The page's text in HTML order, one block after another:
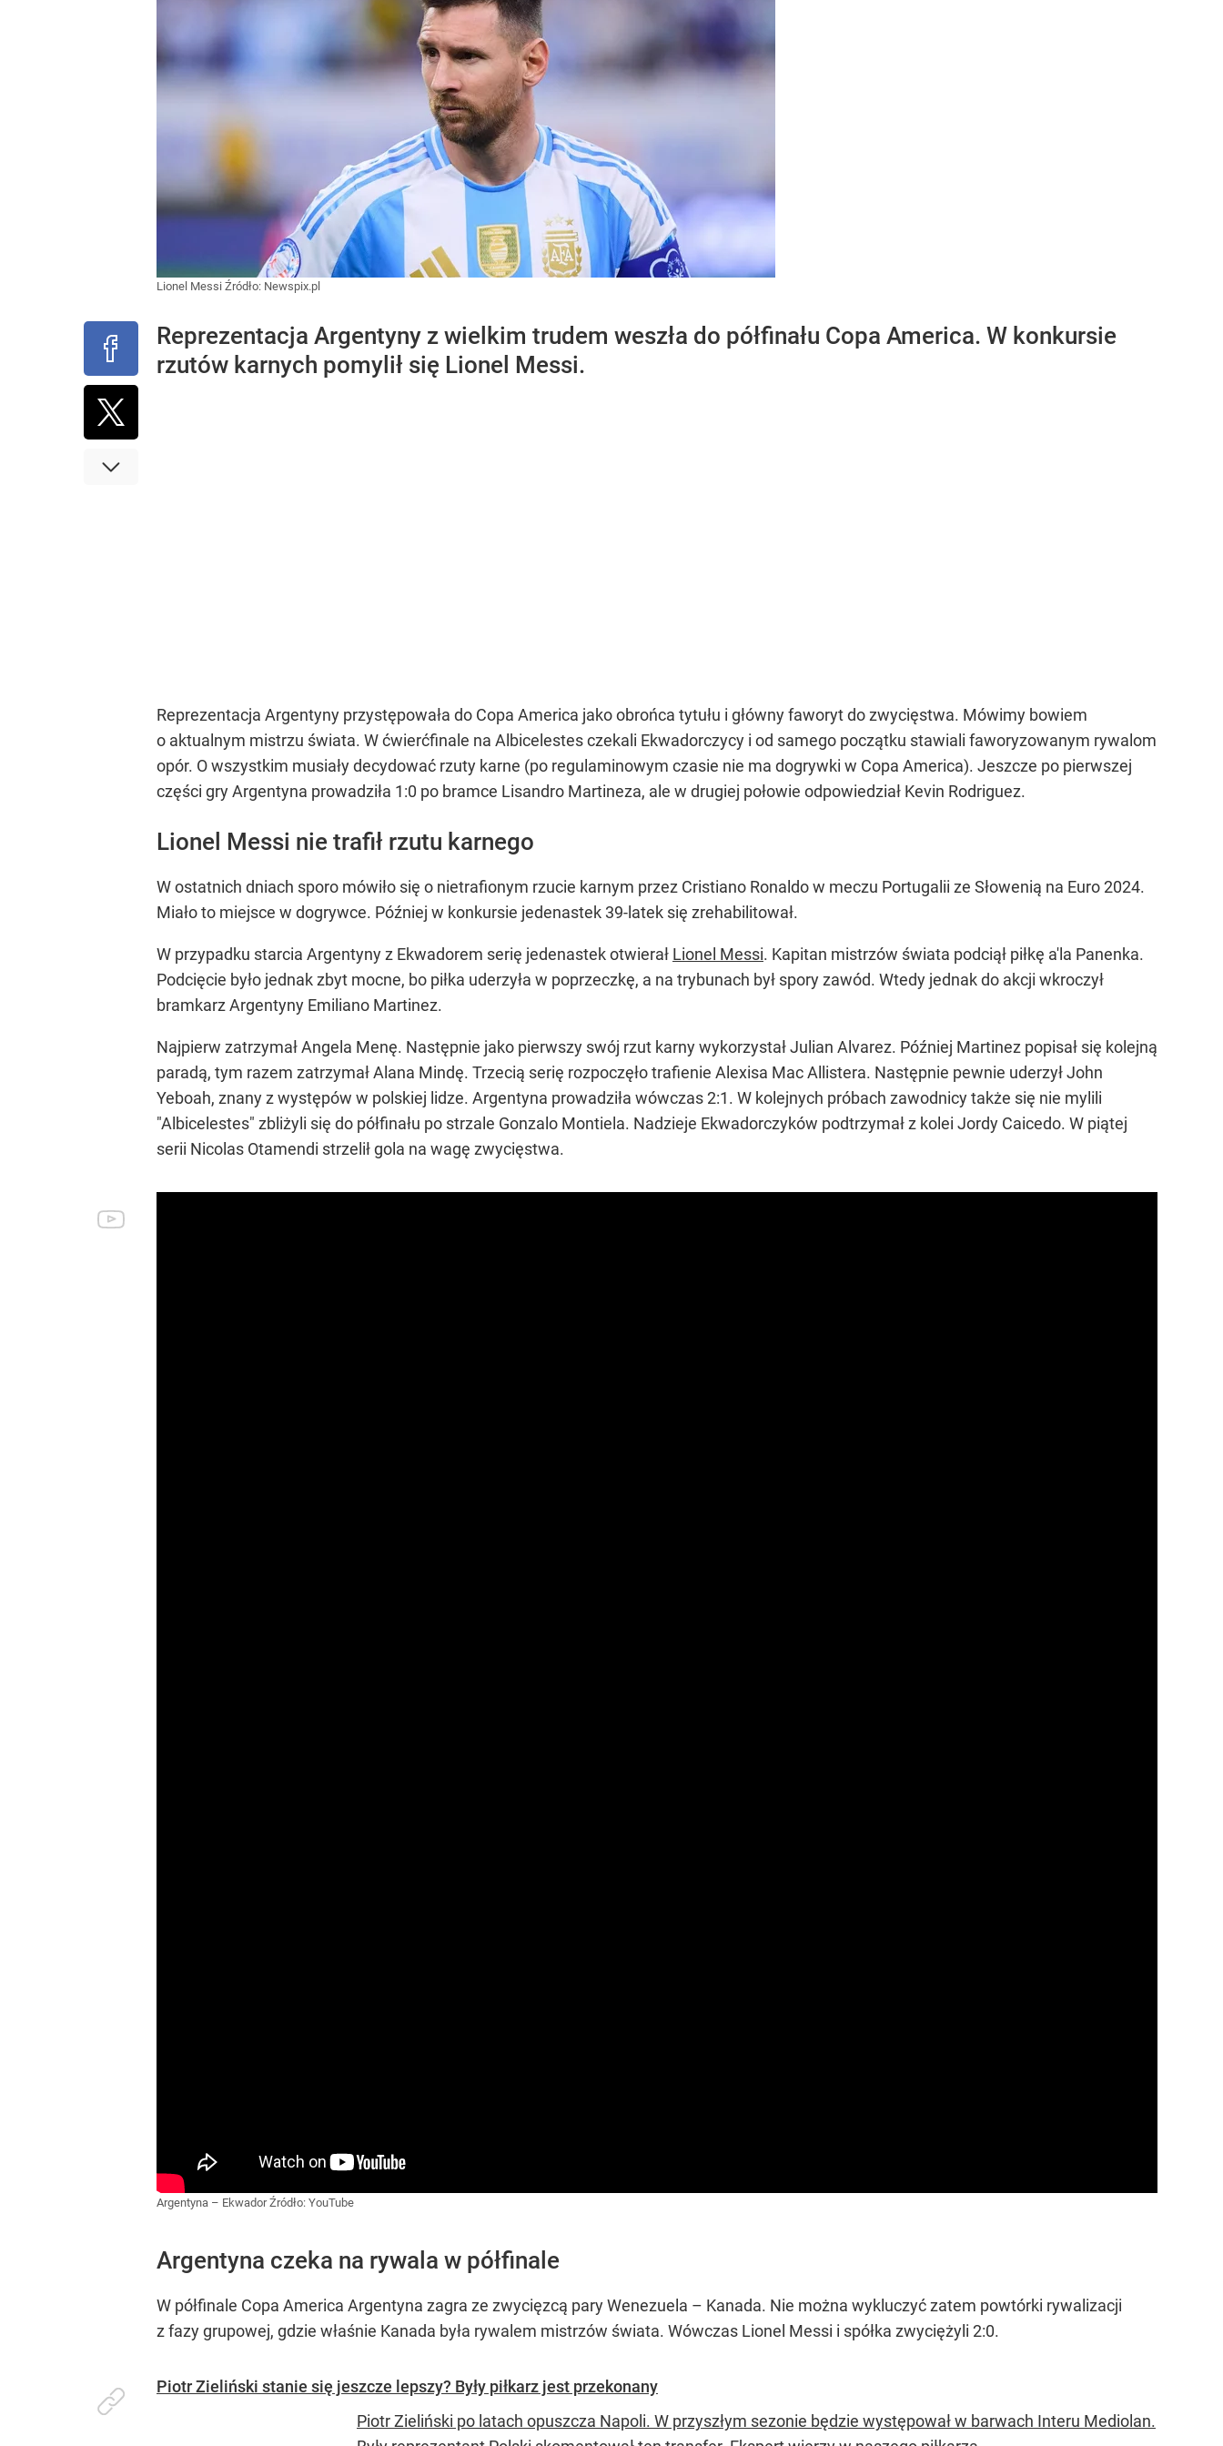
Lionel Messi Źródło: Newspix.pl
Reprezentacja Argentyny z wielkim trudem weszła do półfinału Copa America. W konkursie
rzutów karnych pomylił się Lionel Messi.
Reprezentacja Argentyny przystępowała do Copa America jako obrońca tytułu i główny faworyt do zwycięstwa. Mówimy bowiem
o aktualnym mistrzu świata. W ćwierćfinale na Albicelestes czekali Ekwadorczycy i od samego początku stawiali faworyzowanym rywalom
opór. O wszystkim musiały decydować rzuty karne (po regulaminowym czasie nie ma dogrywki w Copa America). Jeszcze po pierwszej
części gry Argentyna prowadziła 1:0 po bramce Lisandro Martineza, ale w drugiej połowie odpowiedział Kevin Rodriguez.
Lionel Messi nie trafił rzutu karnego
W ostatnich dniach sporo mówiło się o nietrafionym rzucie karnym przez Cristiano Ronaldo w meczu Portugalii ze Słowenią na Euro 2024.
Miało to miejsce w dogrywce. Później w konkursie jedenastek 39-latek się zrehabilitował.
W przypadku starcia Argentyny z Ekwadorem serię jedenastek otwierał Lionel Messi. Kapitan mistrzów świata podciął piłkę a'la Panenka.
Podcięcie było jednak zbyt mocne, bo piłka uderzyła w poprzeczkę, a na trybunach był spory zawód. Wtedy jednak do akcji wkroczył
bramkarz Argentyny Emiliano Martinez.
Najpierw zatrzymał Angela Menę. Następnie jako pierwszy swój rzut karny wykorzystał Julian Alvarez. Później Martinez popisał się kolejną
paradą, tym razem zatrzymał Alana Mindę. Trzecią serię rozpoczęło trafienie Alexisa Mac Allistera. Następnie pewnie uderzył John
Yeboah, znany z występów w polskiej lidze. Argentyna prowadziła wówczas 2:1. W kolejnych próbach zawodnicy także się nie mylili
"Albicelestes" zbliżyli się do półfinału po strzale Gonzalo Montiela. Nadzieje Ekwadorczyków podtrzymał z kolei Jordy Caicedo. W piątej
serii Nicolas Otamendi strzelił gola na wagę zwycięstwa.
Argentyna – EkwadorŹródło: YouTube
Argentyna czeka na rywala w półfinale
W półfinale Copa America Argentyna zagra ze zwycięzcą pary Wenezuela – Kanada. Nie można wykluczyć zatem powtórki rywalizacji
z fazy grupowej, gdzie właśnie Kanada była rywalem mistrzów świata. Wówczas Lionel Messi i spółka zwyciężyli 2:0.
Piotr Zieliński stanie się jeszcze lepszy? Były piłkarz jest przekonany
Piotr Zieliński po latach opuszcza Napoli. W przyszłym sezonie będzie występował w barwach Interu Mediolan.